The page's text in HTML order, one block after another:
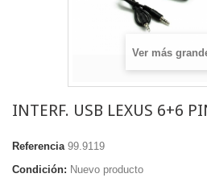
Ver más
INTERF. USB LEXUS 6+6
Referencia 99.9119
Condición: Nuevo producto